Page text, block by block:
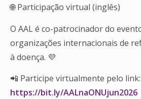
🌐 Participação virtual (inglês)
O AAL é co-patrocinador do
organizações internacionais de
à doença. 💜
📲 Participe virtualmente pelo link:
https://bit.ly/AALnaONUjun2026